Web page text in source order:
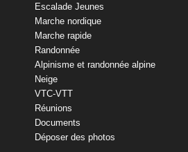
Escalade Jeunes
Marche nordique
Marche rapide
Randonnée
Alpinisme et randonnée alpine
Neige
VTC-VTT
Réunions
Documents
Déposer des photos